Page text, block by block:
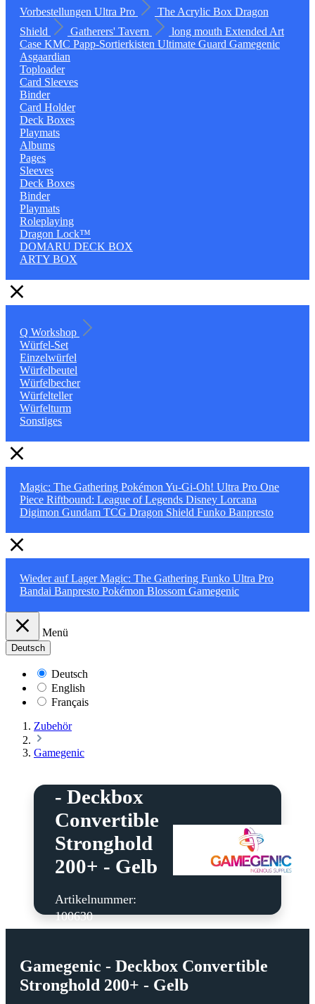
Vorbestellungen Ultra Pro The Acrylic Box Dragon
Shield
Gatherers' Tavern long mouth Extended Art
Case KMC Papp-Sortierkisten Ultimate Guard Gamegenic
Asgaardian
Toploader
Card Sleeves
Binder
Card Holder
Deck Boxes
Playmats
Albums
Pages
Sleeves
Deck Boxes
Binder
Playmats
Roleplaying
Dragon Lock™
DOMARU DECK BOX
ARTY BOX
Q Workshop
Würfel-Set
Einzelwürfel
Würfelbeutel
Würfelbecher
Würfelteller
Würfelturm
Sonstiges
Magic: The Gathering Pokémon Yu-Gi-Oh! Ultra Pro One
Piece Riftbound: League of Legends Disney Lorcana
Digimon Gundam TCG Dragon Shield Funko Banpresto
Wieder auf LagerMagic: The Gathering Funko Ultra Pro
Bandai Banpresto Pokémon Blossom Gamegenic
Menü
Deutsch
Deutsch
English
Français
Zubehör
Gamegenic
- Deckbox
Convertible
Stronghold
200+ - Gelb
Artikelnummer:
100630
Gamegenic - Deckbox Convertible
Stronghold 200+ - Gelb